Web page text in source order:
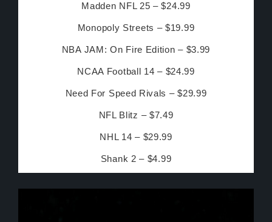
Madden NFL 25 – $24.99
Monopoly Streets – $19.99
NBA JAM: On Fire Edition – $3.99
NCAA Football 14 – $24.99
Need For Speed Rivals – $29.99
NFL Blitz – $7.49
NHL 14 – $29.99
Shank 2 – $4.99